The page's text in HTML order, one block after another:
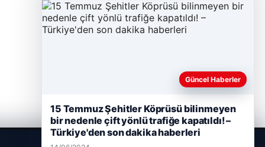
Cengiz Sigorta
Güncel Haberler
15 Temmuz Şehitler Köprüsü bilinmeyen
bir nedenle çift yönlü trafiğe kapatıldı! –
Türkiye'den son dakika haberleri